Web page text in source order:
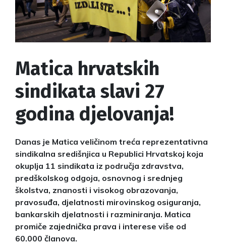
Matica hrvatskih
sindikata slavi 27
godina djelovanja!
Danas je Matica veličinom treća reprezentativna
sindikalna središnjica u Republici Hrvatskoj koja
okuplja 11 sindikata iz područja zdravstva,
predškolskog odgoja, osnovnog i srednjeg
školstva, znanosti i visokog obrazovanja,
pravosuđa, djelatnosti mirovinskog osiguranja,
bankarskih djelatnosti i razminiranja. Matica
promiče zajednička prava i interese više od
60.000 članova.